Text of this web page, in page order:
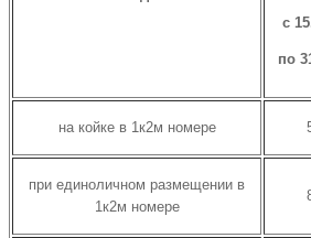
с
по
на койке в 1к2м номере
при единоличном размещении в
1к2м номере